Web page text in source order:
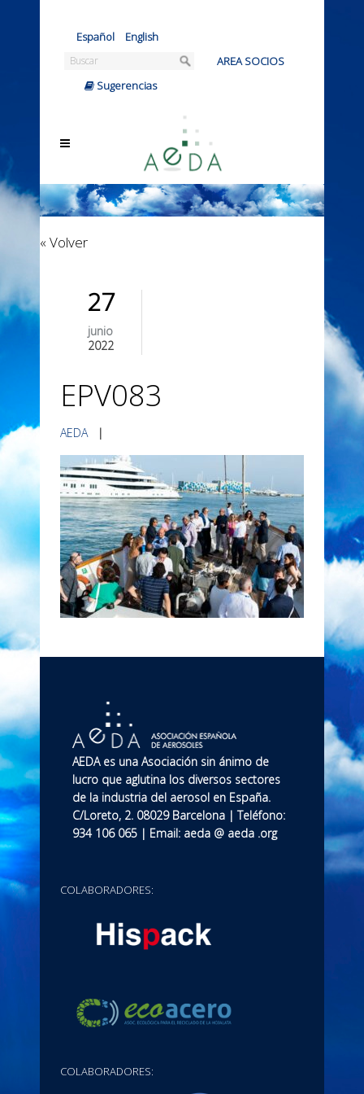
Español
English
AREA SOCIOS
Sugerencias
« Volver
27
junio
2022
EPV083
AEDA |
AEDA es una Asociación sin ánimo de
lucro que aglutina los diversos sectores
de la industria del aerosol en España.
C/Loreto, 2. 08029 Barcelona | Teléfono:
934 106 065 | Email: aeda @ aeda .org
COLABORADORES:
COLABORADORES: